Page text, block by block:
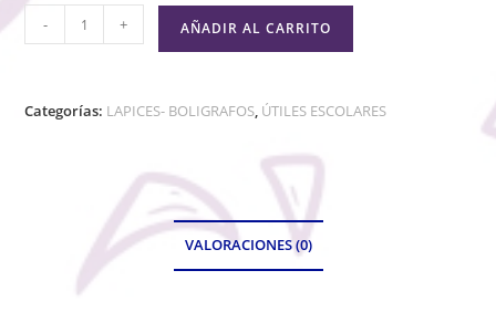
- + AÑADIR AL CARRITO
Categorías: LAPICES- BOLIGRAFOS, ÚTILES ESCOLARES
VALORACIONES (0)